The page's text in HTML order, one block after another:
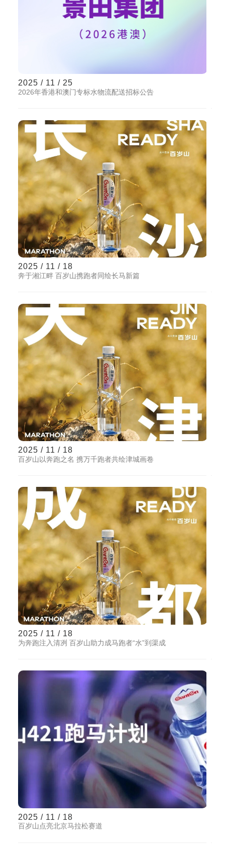
2025 / 11 / 25
2026年香港和澳门专标水物流配送招标公告
2025 / 11 / 18
奔于湘江畔 百岁山携跑者同绘长马新篇
2025 / 11 / 18
百岁山以奔跑之名 携万千跑者共绘津城画卷
2025 / 11 / 18
为奔跑注入清冽 百岁山助力成马跑者“水”到渠成
2025 / 11 / 18
百岁山点亮北京马拉松赛道